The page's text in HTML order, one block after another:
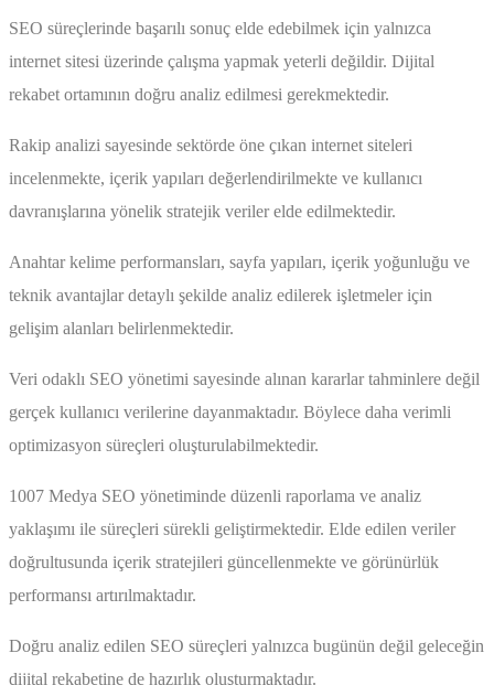
SEO süreçlerinde başarılı sonuç elde edebilmek için yalnızca
internet sitesi üzerinde çalışma yapmak yeterli değildir. Dijital
rekabet ortamının doğru analiz edilmesi gerekmektedir.
Rakip analizi sayesinde sektörde öne çıkan internet siteleri
incelenmekte, içerik yapıları değerlendirilmekte ve kullanıcı
davranışlarına yönelik stratejik veriler elde edilmektedir.
Anahtar kelime performansları, sayfa yapıları, içerik yoğunluğu ve
teknik avantajlar detaylı şekilde analiz edilerek işletmeler için
gelişim alanları belirlenmektedir.
Veri odaklı SEO yönetimi sayesinde alınan kararlar tahminlere değil
gerçek kullanıcı verilerine dayanmaktadır. Böylece daha verimli
optimizasyon süreçleri oluşturulabilmektedir.
1007 Medya SEO yönetiminde düzenli raporlama ve analiz
yaklaşımı ile süreçleri sürekli geliştirmektedir. Elde edilen veriler
doğrultusunda içerik stratejileri güncellenmekte ve görünürlük
performansı artırılmaktadır.
Doğru analiz edilen SEO süreçleri yalnızca bugünün değil geleceğin
dijital rekabetine de hazırlık oluşturmaktadır.